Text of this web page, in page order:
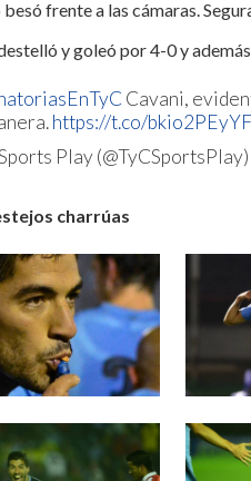
frente a las cámaras.
y goleó por 4-0 y
Cavani,
https://t.co/bkio2PEyYF
Play
charrúas